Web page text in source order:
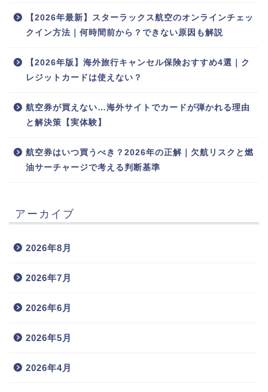
【2026年最新】スターラックス航空のオンラインチェッ
クイン方法｜何時間前から？できない原因も解説
【2026年版】海外旅行キャンセル保険おすすめ4選｜ク
レジットカードは使えない？
航空券が買えない…海外サイトでカードが弾かれる理由
と解決策【実体験】
航空券はいつ買うべき？2026年の正解｜欠航リスクと燃
油サーチャージで考える判断基準
アーカイブ
2026年8月
2026年7月
2026年6月
2026年5月
2026年4月